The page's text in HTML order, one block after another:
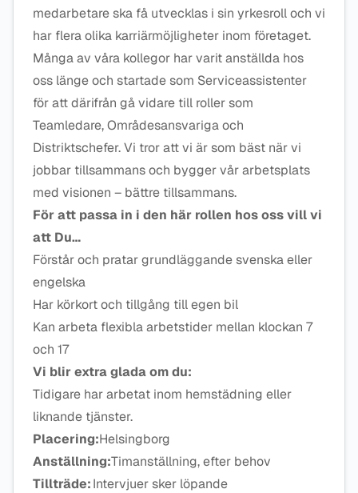
medarbetare ska få utvecklas i sin yrkesroll och vi
har flera olika karriärmöjligheter inom företaget.
Många av våra kollegor har varit anställda hos
oss länge och startade som Serviceassistenter
för att därifrån gå vidare till roller som
Teamledare, Områdesansvariga och
Distriktschefer. Vi tror att vi är som bäst när vi
jobbar tillsammans och bygger vår arbetsplats
med visionen – bättre tillsammans.
För att passa in i den här rollen hos oss vill vi
att Du…
Förstår och pratar grundläggande svenska eller
engelska
Har körkort och tillgång till egen bil
Kan arbeta flexibla arbetstider mellan klockan 7
och 17
Vi blir extra glada om du:
Tidigare har arbetat inom hemstädning eller
liknande tjänster.
Placering:Helsingborg
Anställning:Timanställning, efter behov
Tillträde:Intervjuer sker löpande